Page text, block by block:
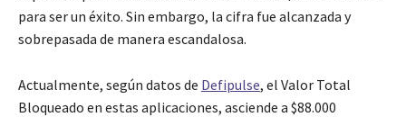
para ser un éxito. Sin embargo, la cifra fue alcanzada y
sobrepasada de manera escandalosa.
Actualmente, según datos de Defipulse, el Valor Total
Bloqueado en estas aplicaciones, asciende a $88.000